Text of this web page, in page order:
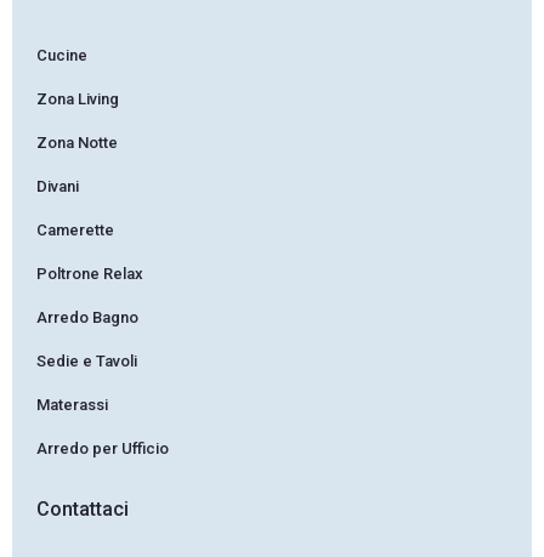
Cucine
Zona Living
Zona Notte
Divani
Camerette
Poltrone Relax
Arredo Bagno
Sedie e Tavoli
Materassi
Arredo per Ufficio
Contattaci